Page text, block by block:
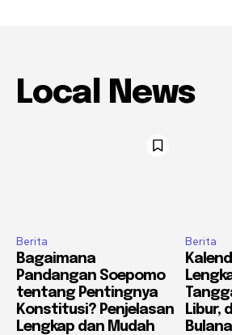
Local News
Berita
Bagaimana
Pandangan Soepomo
tentang Pentingnya
Konstitusi? Penjelasan
Lengkap dan Mudah
Berita
Libur,